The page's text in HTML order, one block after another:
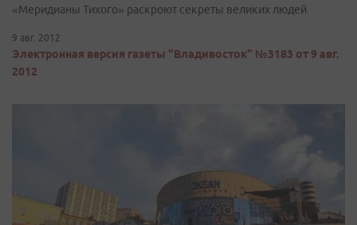
«Меридианы Тихого» раскроют секреты великих людей
9 авг. 2012
Электронная версия газеты "Владивосток" №3183 от 9 авг.
2012